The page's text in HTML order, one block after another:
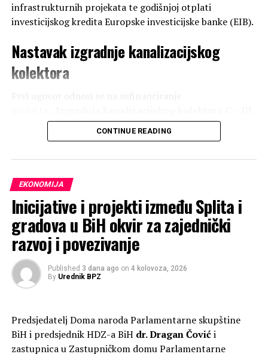
ČOVIĆ: Jučer sam jasno rekao
Dodiku da mora stati
VIDEO ČOVIĆ: Aktivnosti u
Republici Srpskoj daleko
odudaraju od Ustava BiH
RELATED TOPICS:
infrastrukturnih projekata te godišnjoj otplati
investicijskog kredita Europske investicijske banke (EIB).
Nastavak izgradnje kanalizacijskog
kolektora
, čija ukupna vrijednost iznosi 291.887,48 KM.
27,41 posto ukupne vrijednosti, navodi se na službenoj
stranici Grada Širokog Brijega.
CONTINUE READING
EKONOMIJA
Inicijative i projekti između Splita i
gradova u BiH okvir za zajednički
razvoj i povezivanje
Published 3 dana ago on 4 kolovoza, 2026
By Urednik BPZ
Predsjedatelj Doma naroda Parlamentarne skupštine
BiH i predsjednik HDZ-a BiH dr. Dragan Čovići
zastupnica u Zastupničkom domu Parlamentarne